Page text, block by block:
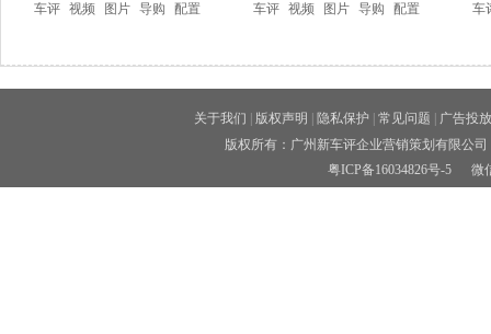
车评 视频 图片 导购 配置
车评 视频 图片 导购 配置
车
关于我们 版权声明 隐私保护 常见问题
广告投放
版权所有：广州新车评企业营销策划有限公
粤ICP备16034826号-5微信